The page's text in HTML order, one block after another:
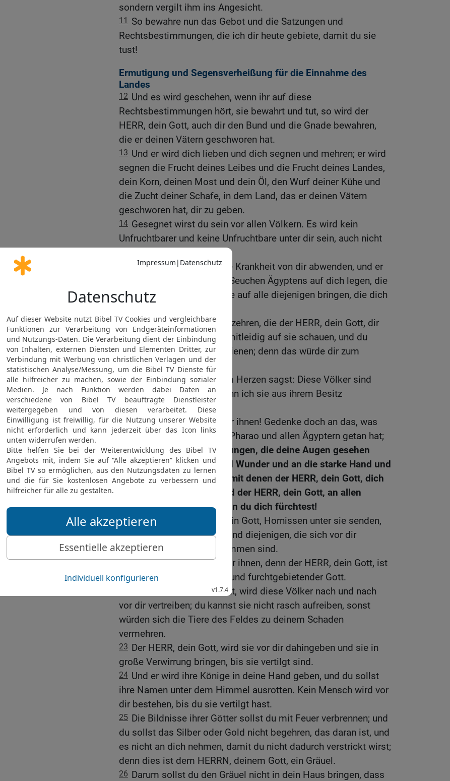
sondern vergilt ihm ins Angesicht.
11
So bewahre nun das Gebot und die Satzungen und
Rechtsbestimmungen, die ich dir heute gebiete, damit du sie
tust!
Ermutigung und Segensverheißung für die Einnahme des
Landes
12 Und es wird geschehen, wenn ihr auf diese
Rechtsbestimmungen hört, sie bewahrt und tut, so wird der
HERR, dein Gott, auch dir den Bund und die Gnade bewahren,
die er deinen Vätern geschworen hat.
13 Und er wird dich lieben und dich segnen und mehren; er wird
segnen die Frucht deines Leibes und die Frucht deines Landes,
dein Korn, deinen Most und dein Öl, den Wurf deiner Kühe und
die Zucht deiner Schafe, in dem Land, das er deinen Vätern
geschworen hat, dir zu geben.
14 Gesegnet wirst du sein vor allen Völkern. Es wird kein
Unfruchtbarer und keine Unfruchtbare unter dir sein, auch nicht
Und der HERR wird jede Krankheit von dir abwenden, und er
wird keine von den bösen Seuchen Ägyptens auf dich legen, die
du kennst, sondern wird sie auf alle diejenigen bringen, die dich
16 Du sollst alle Völker verzehren, die der HERR, dein Gott, dir
gibt. Dein Auge soll nicht mitleidig auf sie schauen, und du
sollst ihren Göttern nicht dienen; denn das würde dir zum
Fallstrick werden.
17 Wenn du aber in deinem Herzen sagst: Diese Völker sind
zahlreicher als ich! Wie kann ich sie aus ihrem Besitz
vertreiben?,
18 so fürchte dich nicht vor ihnen! Gedenke doch an das, was
der HERR, dein Gott, dem Pharao und allen Ägyptern getan hat;
19 an die gewaltigen Prüfungen, die deine Augen gesehen
haben, an die Zeichen und Wunder und an die starke Hand und
den ausgestreckten Arm, mit denen der HERR, dein Gott, dich
herausgeführt hat. So wird der HERR, dein Gott, an allen
Völkern handeln, vor denen du dich fürchtest!
20 Dazu wird der HERR, dein Gott, Hornissen unter sie senden,
bis die Übriggebliebenen und diejenigen, die sich vor dir
versteckt hielten, umgekommen sind.
21 Lass dir nicht grauen vor ihnen, denn der HERR, dein Gott, ist
in deiner Mitte, ein großer und furchtgebietender Gott.
Und der HERR, dein Gott, wird diese Völker nach und nach
vor dir vertreiben; du kannst sie nicht rasch aufreiben, sonst
würden sich die Tiere des Feldes zu deinem Schaden
vermehren.
23 Der HERR, dein Gott, wird sie vor dir dahingeben und sie in
große Verwirrung bringen, bis sie vertilgt sind.
24 Und er wird ihre Könige in deine Hand geben, und du sollst
ihre Namen unter dem Himmel ausrotten. Kein Mensch wird vor
dir bestehen, bis du sie vertilgt hast.
25 Die Bildnisse ihrer Götter sollst du mit Feuer verbrennen; und
du sollst das Silber oder Gold nicht begehren, das daran ist, und
es nicht an dich nehmen, damit du nicht dadurch verstrickt wirst;
denn dies ist dem HERRN, deinem Gott, ein Gräuel.
26 Darum sollst du den Gräuel nicht in dein Haus bringen, dass